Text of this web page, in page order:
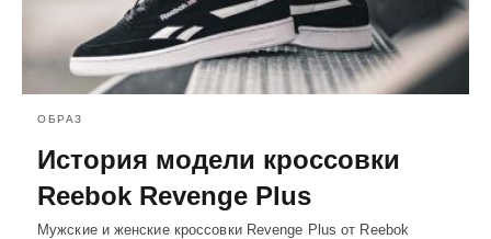
ОБРАЗ
История модели кроссовки
Reebok Revenge Plus
Мужские и женские кроссовки Revenge Plus от Reebok